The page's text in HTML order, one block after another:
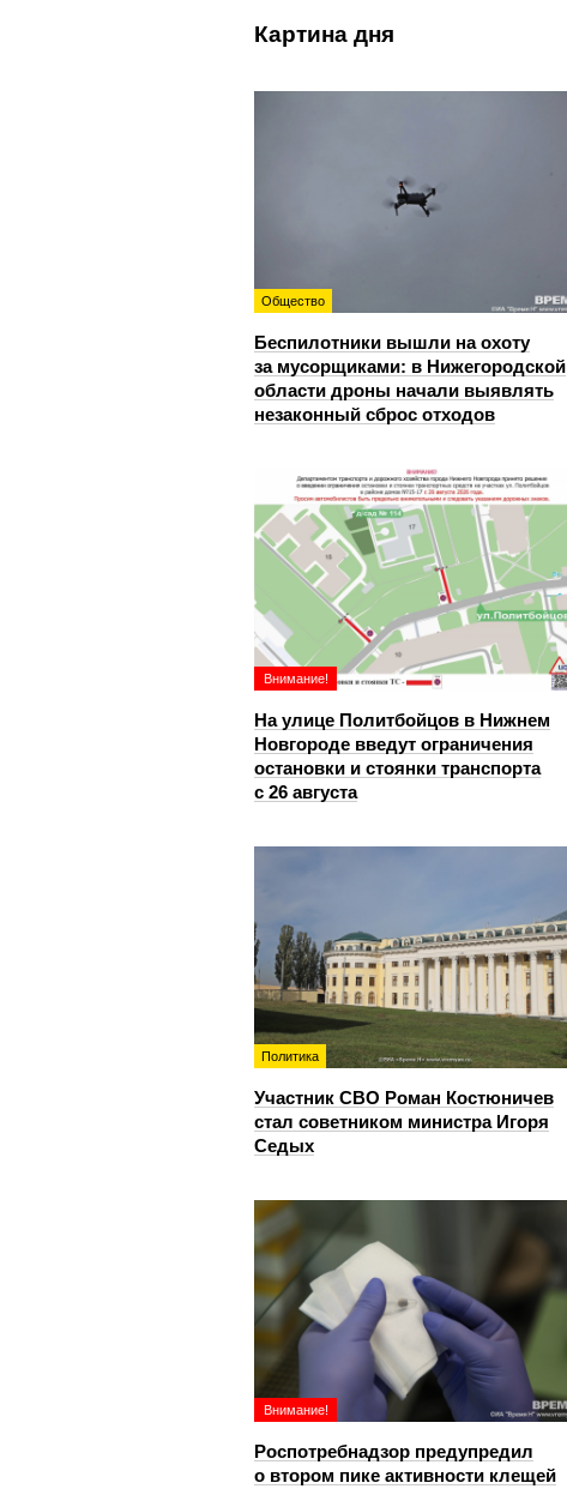
Картина дня
Общество
Беспилотники вышли на охоту
за мусорщиками: в Нижегородской
области дроны начали выявлять
незаконный сброс отходов
Внимание!
На улице Политбойцов в Нижнем
Новгороде введут ограничения
остановки и стоянки транспорта
с 26 августа
Политика
Участник СВО Роман Костюничев
стал советником министра Игоря
Седых
Внимание!
Роспотребнадзор предупредил
о втором пике активности клещей